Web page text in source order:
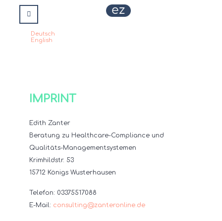
Select your language
Deutsch
English
IMPRINT
Edith Zanter
Beratung zu Healthcare-Compliance und
Qualitäts-Managementsystemen
Krimhildstr. 53
15712 Königs Wusterhausen
Telefon: 03375517088
E-Mail: consulting@zanteronline.de